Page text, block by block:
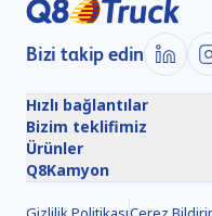
Bizi takip edin
Hızlı bağlantılar
Bizim teklifimiz
Ürünler
Q8Kamyon